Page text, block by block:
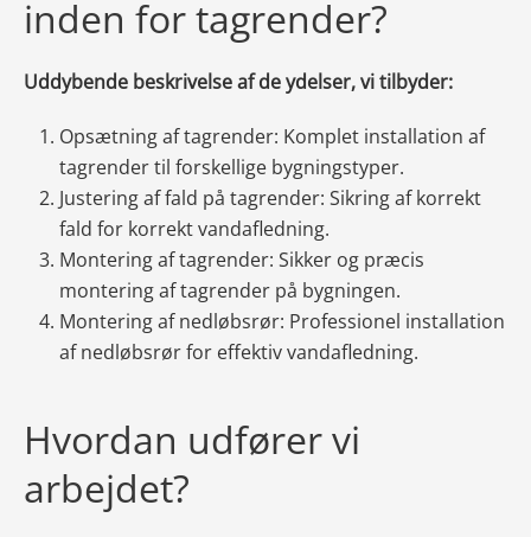
inden for tagrender?
Uddybende beskrivelse af de ydelser, vi tilbyder:
Opsætning af tagrender: Komplet installation af
tagrender til forskellige bygningstyper.
Justering af fald på tagrender: Sikring af korrekt
fald for korrekt vandafledning.
Montering af tagrender: Sikker og præcis
montering af tagrender på bygningen.
Montering af nedløbsrør: Professionel installation
af nedløbsrør for effektiv vandafledning.
Hvordan udfører vi
arbejdet?